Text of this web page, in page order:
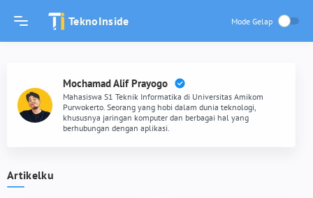
TeknoInside
Mochamad Alif Prayogo
Mahasiswa S1 Teknik Informatika di Universitas Amikom
Purwokerto. Seorang yang hobi dalam dunia teknologi,
khususnya jaringan komputer dan berbagai hal yang
berhubungan dengan aplikasi.
Artikelku